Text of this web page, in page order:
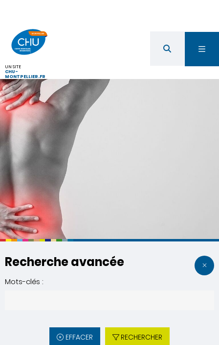
UN SITE
CHU-
MONTPELLIER.FR
Recherche avancée
Mots-clés :
EFFACER RECHERCHER